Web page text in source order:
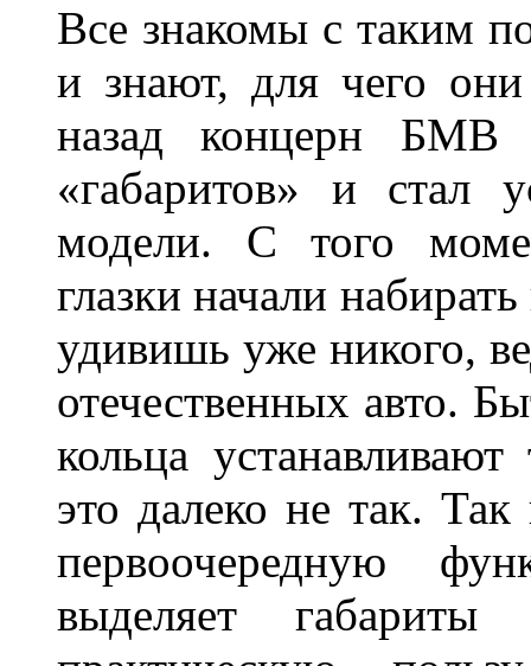
Все знакомы с таким
и знают, для чего
назад концерн БМВ
«габаритов» и стал
модели. С того
глазки начали
удивишь уже никого,
отечественных авто.
кольца
это далеко не так. Так
первоочередную
выделяет